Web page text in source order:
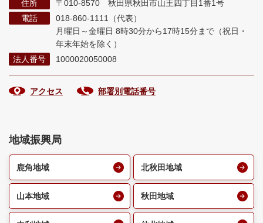
住所
〒010-8570 秋田県秋田市山王四丁目1番1号
電話
018-860-1111（代表）
月曜日～金曜日 8時30分から17時15分まで （祝日・
年末年始を除く）
法人番号
1000020050008
アクセス 部署別電話番号
地域振興局
鹿角地域 北秋田地域
山本地域 秋田地域